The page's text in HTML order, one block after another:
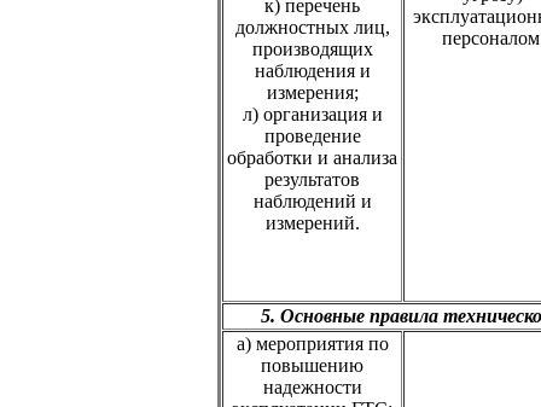
к) перечень
должностных лиц,
производящих
наблюдения и
измерения;
л) организация и
проведение
обработки и анализа
результатов
наблюдений и
измерений.
5. Основные правила
а) мероприятия по
повышению
надежности